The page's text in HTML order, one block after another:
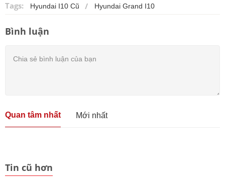
Tags: Hyundai I10 Cũ Hyundai Grand I10
Bình luận
Quan tâm nhất Mới nhất
Tin cũ hơn